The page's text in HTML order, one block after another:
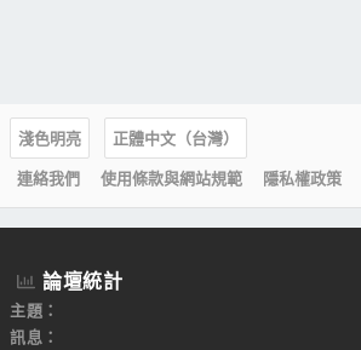
淺色明亮
正體中文（台灣）
連絡我們
使用條款與網站規範 隱私權政策
論壇統計
主題
訊息